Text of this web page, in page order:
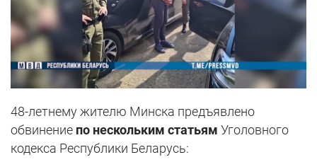
48-летнему жителю Минска предъявлено
обвинение по нескольким статьям Уголовного
кодекса Республики Беларусь: